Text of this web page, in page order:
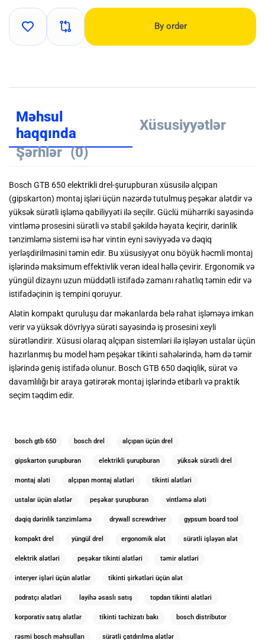
By order
Məhsul
haqqında
Xüsusiyyətlər
Şərhlər (0)
Bosch GTB 650 elektrikli drel-şurupburan xüsusilə alçıpan
(gipskarton) montaj işləri üçün nəzərdə tutulmuş peşəkar alətdir və
yüksək sürətli işləmə qabiliyyəti ilə seçilir. Güclü mühərriki sayəsində
vintləmə prosesini sürətli və stabil şəkildə həyata keçirir, dərinlik
tənzimləmə sistemi isə hər vintin eyni səviyyədə və dəqiq
yerləşdirilməsini təmin edir. Bu xüsusiyyət onu böyük həcmli montaj
işlərində maksimum effektivlik verən ideal həllə çevirir. Ergonomik və
yüngül dizaynı uzun müddətli istifadə zamanı rahatlıq təmin edir və
istifadəçinin iş tempini qoruyur.
Alətin kompakt quruluşu dar məkanlarda belə rahat işləməyə imkan
verir və yüksək dövriyyə sürəti sayəsində iş prosesini xeyli
sürətləndirir. Xüsusi olaraq alçıpan sistemləri ilə işləyən ustalar üçün
hazırlanmış bu model həm peşəkar tikinti sahələrində, həm də təmir
işlərində geniş istifadə olunur. Bosch GTB 650 dəqiqlik, sürət və
davamlılığı bir araya gətirərək montaj işlərində etibarlı və praktik
seçim təqdim edir.
bosch gtb 650 bosch drel alçıpan üçün drel
gipskarton şurupburan elektrikli şurupburan yüksək sürətli drel
montaj aləti alçıpan montaj alətləri tikinti alətləri
ustalar üçün alətlər peşəkar şurupburan vintləmə aləti
dəqiq dərinlik tənzimləmə drywall screwdriver gypsum board tool
kompakt drel yüngül drel ergonomik alət sürətli işləyən alət
elektrik alətləri peşəkar tikinti alətləri təmir alətləri
interyer işləri üçün alətlər tikinti şirkətləri üçün alət
podratçı alətləri layihə əsaslı satış topdan tikinti alətləri
korporativ satış alətlər tikinti təchizatı bakı bosch distributor
rəsmi bosch məhsulları sürətli çatdırılma alətlər